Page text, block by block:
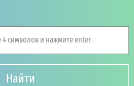
4 символов и нажмите enter
Найти